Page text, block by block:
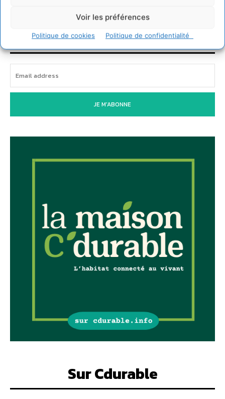
Voir les préférences
Politique de cookies Politique de confidentialité
Newsletter
JE M'ABONNE
Sur Cdurable